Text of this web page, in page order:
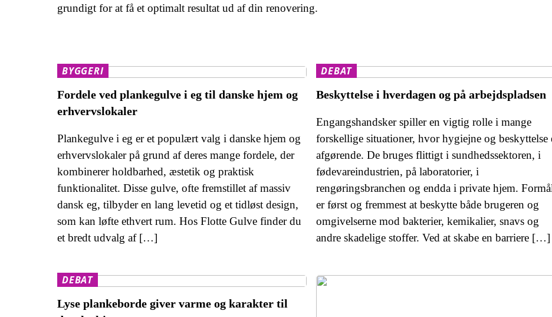
grundigt for at få et optimalt resultat ud af din renovering.
BYGGERI
Fordele ved plankegulve i eg til danske hjem og
erhvervslokaler
Plankegulve i eg er et populært valg i danske hjem og
erhvervslokaler på grund af deres mange fordele, der
kombinerer holdbarhed, æstetik og praktisk
funktionalitet. Disse gulve, ofte fremstillet af massiv
dansk eg, tilbyder en lang levetid og et tidløst design,
som kan løfte ethvert rum. Hos Flotte Gulve finder du
et bredt udvalg af […]
DEBAT
Beskyttelse i hverdagen og på arbejdspladsen
Engangshandsker spiller en vigtig rolle i mange
forskellige situationer, hvor hygiejne og beskyttelse
afgørende. De bruges flittigt i sundhedssektoren, i
fødevareindustrien, på laboratorier, i
rengøringsbranchen og endda i private hjem.
er først og fremmest at beskytte både brugeren og
omgivelserne mod bakterier, kemikalier, snavs og
andre skadelige stoffer. Ved at skabe en barriere […]
DEBAT
Lyse plankeborde giver varme og karakter til